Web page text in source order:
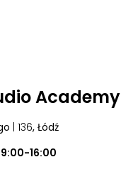
Academy
| 136, Łódź
16:00